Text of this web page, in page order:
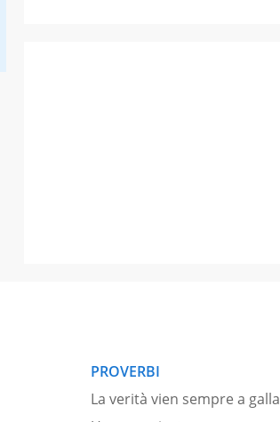
PROVERBI
La verità vien sempre a galla